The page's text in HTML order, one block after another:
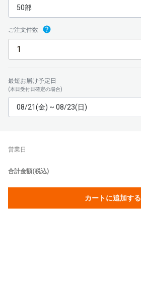
50部
ご注文件数
最短お届け予定日
(本日受付日確定の場合)
08/21(金) ~ 08/23(日)
営業日
合計金額(税込)
カートに追加する